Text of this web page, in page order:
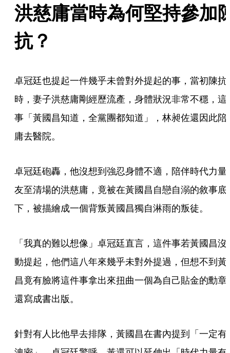
洪慈庸當時為何堅持參加
抗？
卓冠廷也提起一件幾乎未曾對外提起的事，當初陳抗
時，妻子洪慈庸剛經歷流產，身體狀況非常不穩，這
事「黃國昌知道，全黨團都知道」，林昶佐還因此陪
庸去醫院。
卓冠廷砲轟，他沒想到強忍身體不適，陪伴時代力量
友至清場的洪慈庸，竟被在黃國昌自戀自溺的敘事底
下，被描繪成一個背叛黃國昌獨自淋雨的叛徒。
「我真的難以想像」卓冠廷直言，這件事若黃國昌沒
動提起，他們這八年來幾乎未對外提過，但想不到黃
昌竟有臉將這件事拿出來扭曲一個為自己貼金的勳章
還寫成書出版。
針對有人比他早去排隊，黃國昌在書內提到「一定有